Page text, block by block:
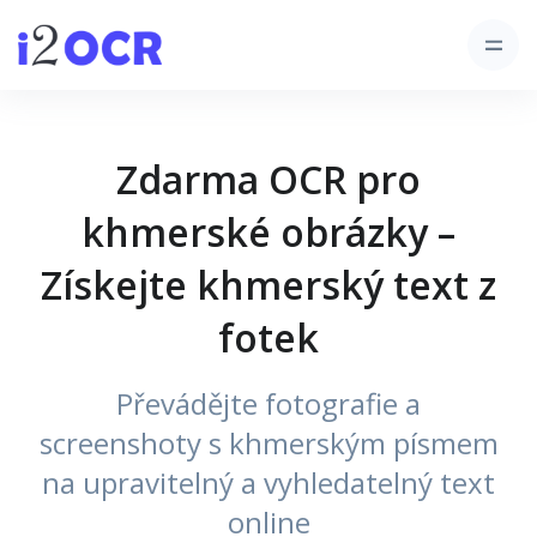
Zdarma OCR pro
khmerské obrázky –
Získejte khmerský text z
fotek
Převádějte fotografie a
screenshoty s khmerským písmem
na upravitelný a vyhledatelný text
online